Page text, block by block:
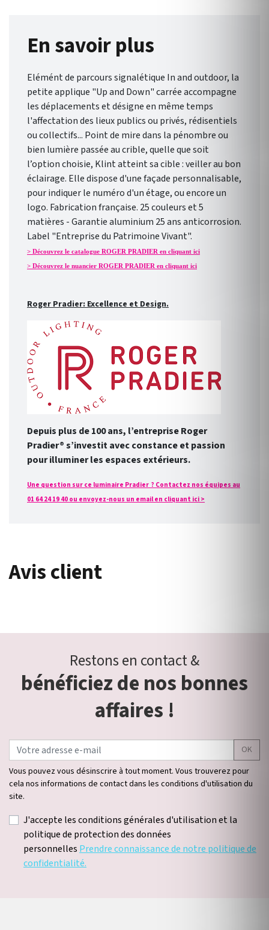
En savoir plus
Elémént de parcours signalétique In and outdoor, la
petite applique "Up and Down" carrée accompagne
les déplacements et désigne en même temps
l'affectation des lieux publics ou privés, rédisentiels
ou collectifs... Point de mire dans la pénombre ou
bien lumière passée au crible, quelle que soit
l’option choisie, Klint atteint sa cible : veiller au bon
éclairage. Elle dispose d'une façade personnalisable,
pour indiquer le numéro d'un étage, ou encore un
logo. Fabrication française. 25 couleurs et 5
matières - Garantie aluminium 25 ans anticorrosion.
Label "Entreprise du Patrimoine Vivant".
> Découvrez le catalogue ROGER PRADIER en cliquant ici
> Découvrez le nuancier ROGER PRADIER en cliquant ici
Roger Pradier: Excellence et Design.
Depuis plus de 100 ans, l’entreprise Roger
Pradier® s’investit avec constance et passion
pour illuminer les espaces extérieurs.
Une question sur ce luminaire Pradier ? Contactez nos équipes au
01 64 24 19 40 ou envoyez-nous un email en cliquant ici >
Avis client
Restons en contact &
bénéficiez de nos bonnes
affaires !
OK
Vous pouvez vous désinscrire à tout moment. Vous trouverez pour
cela nos informations de contact dans les conditions d'utilisation du
site.
J'accepte les conditions générales d'utilisation et la
politique de protection des données
personnelles Prendre connaissance de notre politique de
confidentialité.